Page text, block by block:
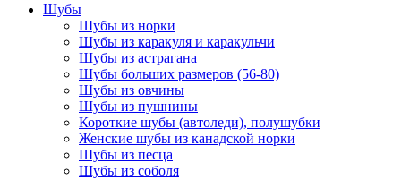
Шубы
Шубы из норки
Шубы из каракуля и каракульчи
Шубы из астрагана
Шубы больших размеров (56-80)
Шубы из овчины
Шубы из пушнины
Короткие шубы (автоледи), полушубки
Женские шубы из канадской норки
Шубы из песца
Шубы из соболя